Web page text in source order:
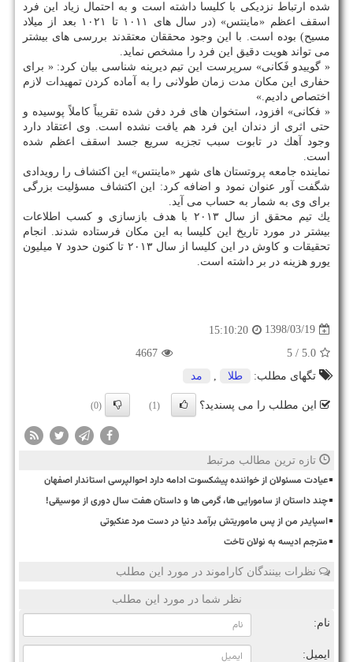
شده ارتباط نزدیكی با كلیسا داشته است و به احتمال زیاد این فرد
اسقف اعظم «ماینتس» (در سال های ۱۰۱۱ تا ۱۰۲۱ بعد از میلاد
مسیح) بوده است. با این وجود محققان معتقدند بررسی های بیشتر
می تواند هویت دقیق این فرد را مشخص نماید.
« گوییدو فَكانی» سرپرست این تیم دیرینه شناسی بیان كرد: « برای
حفاری این مكان مدت زمان طولانی را به آماده كردن تمهیدات لازم
اختصاص دادیم.»
« فكانی» افزود، استخوان های فرد دفن شده تقریباً كاملاً پوسیده و
حتی اثری از دندان این فرد هم یافت نشده است. وی اعتقاد دارد
وجود آهك در تابوت سبب تجزیه سریع جسد اسقف اعظم شده
است.
نماینده جامعه پروتستان های شهر «ماینتس» این اكتشاف را رویدادی
شگفت آور عنوان نمود و اضافه كرد: این اكتشاف مسؤلیت بزرگی
برای وی به شمار به حساب می آید.
یك تیم محقق از سال ۲۰۱۳ با هدف بازسازی و كسب اطلاعات
بیشتر در مورد تاریخ این كلیسا به این مكان فرستاده شدند. انجام
تحقیقات و كاوش در این كلیسا از سال ۲۰۱۳ تا كنون حدود ۷ میلیون
یورو هزینه در بر داشته است.
1398/03/19
15:10:20
5.0
/ 5
4667
تگهای مطلب:
طلا , مد
این مطلب را می پسندید؟ (1)
(0)
تازه ترین مطالب مرتبط
عیادت مسئولان از خواننده پیشکسوت ادامه دارد احوالپرسی استاندار اصفهان
چند داستان از سامورایی ها، گرمی ها و داستان هفت سال دوری از موسیقی!
اسپایدر من از پس ماموریتش برآمد دنیا در دست مرد عنکبوتی
مترجم ادیسه به نولان تاخت
نظرات بینندگان کاراموند در مورد این مطلب
نظر شما در مورد این مطلب
نام:
ایمیل: